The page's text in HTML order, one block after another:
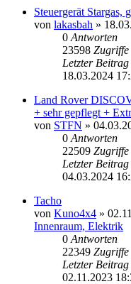
Steuergerät Stargas,
von lakasbah »
0 Antworten
23598 Zugriffe
Letzter Beitrag
18.03.2024
Land Rover
+ sehr gepflegt +
von STFN »
0 Antworten
22509 Zugriffe
Letzter Beitrag
04.03.2024
Tacho
von Kuno4x4 »
Innenraum, Elektrik
0 Antworten
22349 Zugriffe
Letzter Beitrag
02.11.2023